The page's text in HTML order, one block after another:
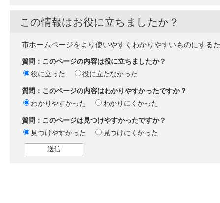
この情報はお役に立ちましたか？
市ホームページをより使いやすくわかりやすいものにする
質問：このページの内容は役に立ちましたか？
役に立った
役に立たなかった
質問：このページの内容はわかりやすかったですか？
わかりやすかった
わかりにくかった
質問：このページは見つけやすかったですか？
見つけやすかった
見つけにくかった